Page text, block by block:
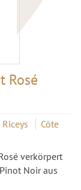
Rosé
Riceys
Côte
verkörpert
Noir aus